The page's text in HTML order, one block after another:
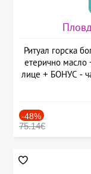
Ритуал горска
етерично масло
лице + БОНУС -
-48%
75.14€